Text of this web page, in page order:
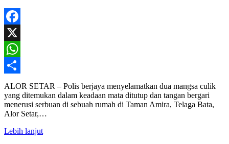
Facebook
X
WhatsApp
Share
ALOR SETAR – Polis berjaya menyelamatkan dua mangsa culik
yang ditemukan dalam keadaan mata ditutup dan tangan bergari
menerusi serbuan di sebuah rumah di Taman Amira, Telaga Bata,
Alor Setar,…
Lebih lanjut